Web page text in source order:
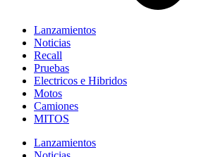
Lanzamientos
Noticias
Recall
Pruebas
Electricos e Hibridos
Motos
Camiones
MITOS
Lanzamientos